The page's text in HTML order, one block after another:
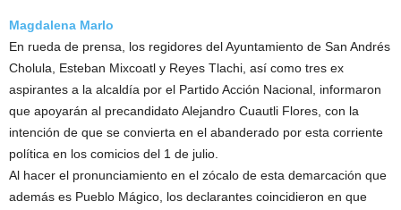
Magdalena Marlo
En rueda de prensa, los regidores del Ayuntamiento de San Andrés
Cholula, Esteban Mixcoatl y Reyes Tlachi, así como tres ex
aspirantes a la alcaldía por el Partido Acción Nacional, informaron
que apoyarán al precandidato Alejandro Cuautli Flores, con la
intención de que se convierta en el abanderado por esta corriente
política en los comicios del 1 de julio.
Al hacer el pronunciamiento en el zócalo de esta demarcación que
además es Pueblo Mágico, los declarantes coincidieron en que